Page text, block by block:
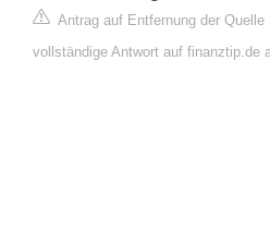
Antrag auf Entfernung der Quelle
vollständige Antwort auf finanztip.de